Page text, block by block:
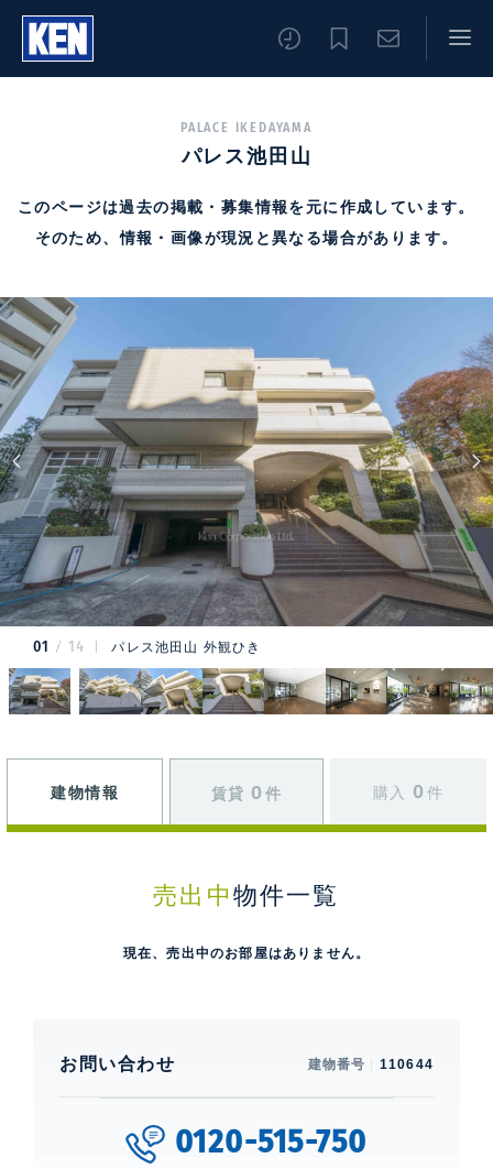
PALACE IKEDAYAMA
パレス池田山
このページは過去の掲載・募集情報を元に作成しています。
そのため、情報・画像が現況と異なる場合があります。
01 14 パレス池田山 外観ひき
建物情報 賃貸 0 件 購入 0 件
売出中 物件一覧
現在、売出中のお部屋はありません。
お問い合わせ 建物番号 110644
0120-515-750